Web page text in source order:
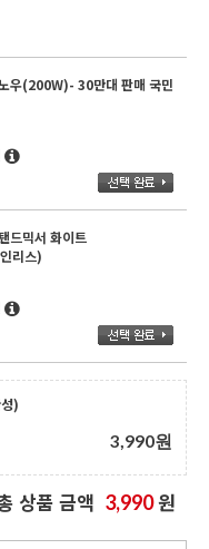
우(200W)- 30만대 판매 국민
드믹서 화이트
리스)
)
3,990원
상품 금액 3,990원